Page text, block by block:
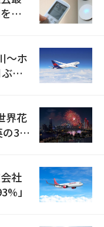
点
〜ホ
り
界花
3カ
社
」